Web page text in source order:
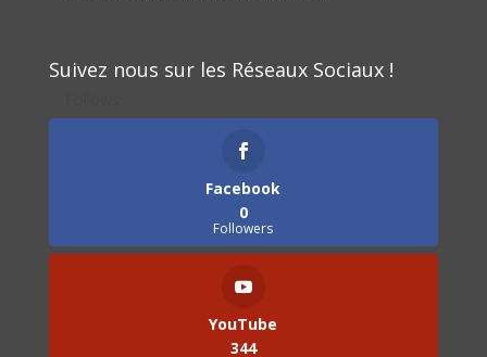
Suivez nous sur les Réseaux Sociaux !
Facebook
0
Followers
YouTube
344